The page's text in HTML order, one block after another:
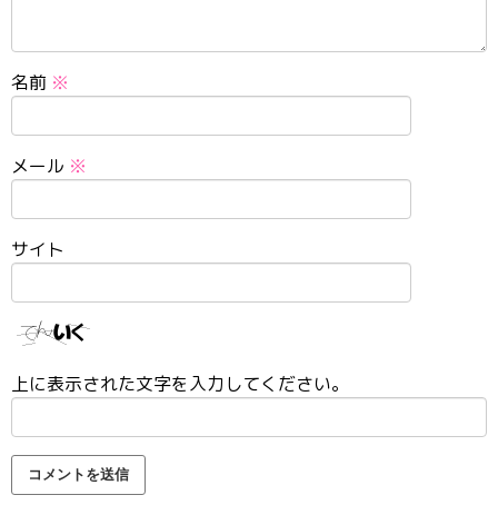
名前 ※
メール ※
サイト
上に表示された文字を入力してください。